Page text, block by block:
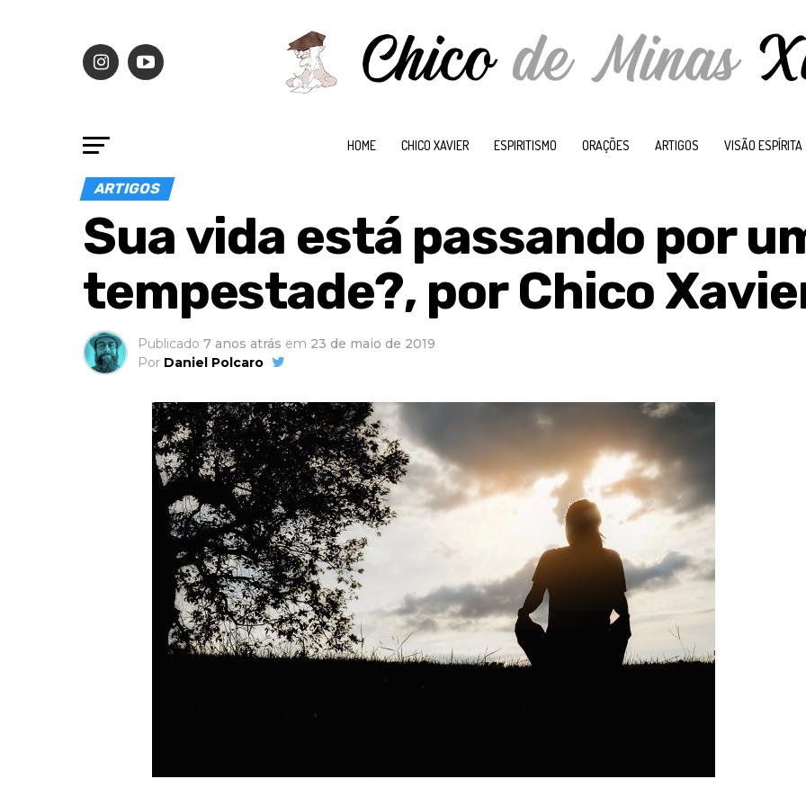
HOME CHICO XAVIER ESPIRITISMO ORAÇÕES ARTIGOS VISÃO ESPÍRITA
ARTIGOS
Sua vida está passando por
tempestade?, por Chico
Publicado 7 anos atrás em 23 de maio de 2019
Por Daniel Polcaro